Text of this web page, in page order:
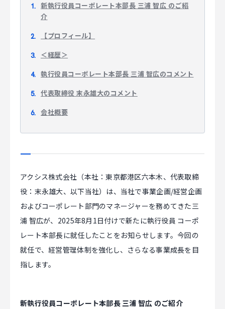
ニュース
お知らせ
イベント
記事掲載
CAREER
CONTACT
新執行役員コーポレート本部長 三浦 智広 のご紹
介
【プロフィール】
＜経歴＞
執行役員コーポレート本部長 三浦 智広のコメント
代表取締役 末永雄大のコメント
会社概要
アクシス株式会社（本社：東京都港区六本木、代表取締
役：末永雄大、以下当社）は、 当社で事業企画/経営企画
およびコーポレート部門のマネージャーを務めてきた三
浦 智広が、2025年8月1日付けで新たに執行役員 コーポ
レート本部長に就任したことをお知らせします。今回の
就任で、経営管理体制を強化し、さらなる事業成長を目
指します。
新執行役員コーポレート本部長 三浦 智広 のご紹介